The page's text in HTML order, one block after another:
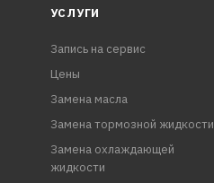
УСЛУГИ
Запись на сервис
Цены
Замена масла
Замена тормозной жидкости
Замена охлаждающей
жидкости